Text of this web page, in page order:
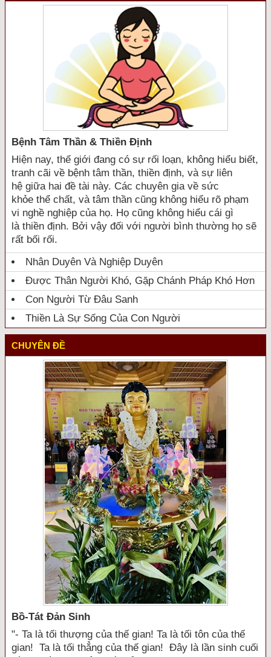
Bệnh Tâm Thần & Thiền Định
Hiện nay, thế giới đang có sự rối loạn, không hiểu biết,
tranh cãi về bệnh tâm thần, thiền định, và sự liên
hệ giữa hai đề tài này. Các chuyên gia về sức
khỏe thể chất, và tâm thần cũng không hiểu rõ phạm
vi nghề nghiệp của họ. Họ cũng không hiểu cái gì
là thiền định. Bởi vậy đối với người bình thường họ sẽ
rất bối rối.
Nhân Duyên Và Nghiệp Duyên
Được Thân Người Khó, Gặp Chánh Pháp Khó Hơn
Con Người Từ Đâu Sanh
Thiền Là Sự Sống Của Con Người
CHUYÊN ĐỀ
Bồ-Tát Đản Sinh
"- Ta là tối thượng của thế gian! Ta là tối tôn của thế
gian! Ta là tối thẳng của thế gian! Đây là lần sinh cuối